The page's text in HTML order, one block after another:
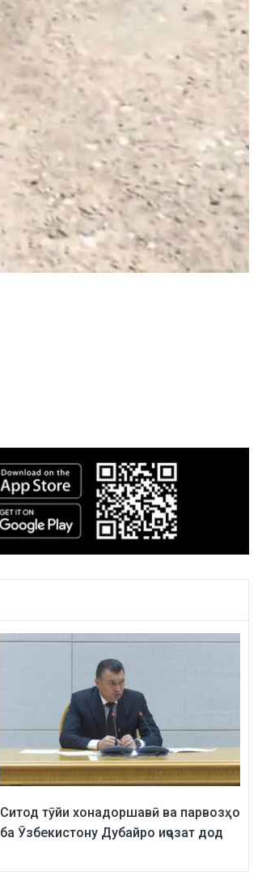
Ситод тӯйи хонадоршавӣ ва парвозҳо
ба Ӯзбекистону Дубайро иҷозат дод